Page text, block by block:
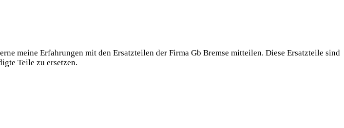
meine Erfahrungen mit den Ersatzteilen der Firma Gb Bremse mitteilen. Diese Ersatzteile sind
Teile zu ersetzen.